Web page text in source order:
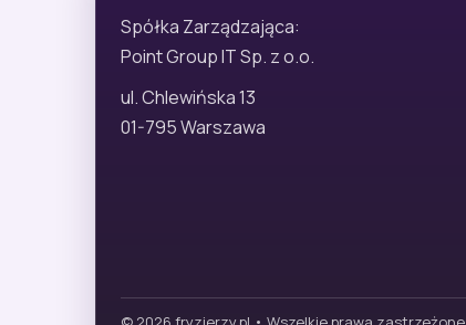
Spółka Zarządzająca:
Point Group IT Sp. z o.o.
ul. Chlewińska 13
01-795 Warszawa